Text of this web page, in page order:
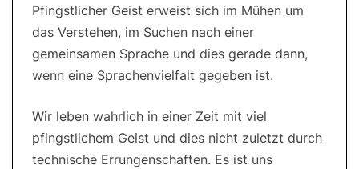
Pfingstlicher Geist erweist sich im Mühen um
das Verstehen, im Suchen nach einer
gemeinsamen Sprache und dies gerade dann,
wenn eine Sprachenvielfalt gegeben ist.
Wir leben wahrlich in einer Zeit mit viel
pfingstlichem Geist und dies nicht zuletzt durch
technische Errungenschaften. Es ist uns